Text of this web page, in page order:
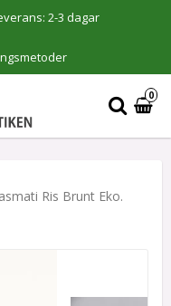
2-3 dagar
0
Ris Brunt Eko.